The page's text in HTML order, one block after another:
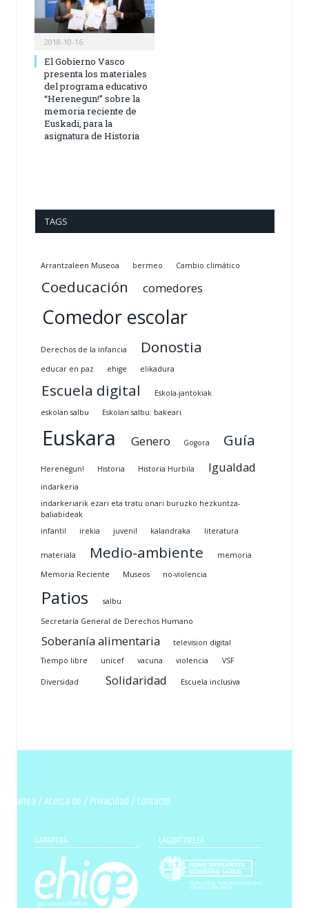
2018-10-16
El Gobierno Vasco
presenta los materiales
del programa educativo
“Herenegun!” sobre la
memoria reciente de
Euskadi, para la
asignatura de Historia
TAGS
Arrantzaleen Museoa bermeo Cambio climático
Coeducación comedores
Comedor escolar
Derechos de la infancia Donostia
educar en paz ehige elikadura
Escuela digital
Eskola-jantokiak
eskolan salbu
Eskolan salbu: bakeari
Euskara Genero Gogora Guía
Herenegun! Historia Historia Hurbila Igualdad
indarkeria
indarkeriarik ezari eta tratu onari buruzko hezkuntza-
baliabideak
infantil
irekia juvenil kalandraka literatura
materiala Medio-ambiente
memoria
Memoria Reciente
Museos no-violencia
Patios salbu
Secretaría General de Derechos Humano
Soberanía alimentaria
television digital
Tiempo libre
unicef vacuna violencia VSF
Diversidad Solidaridad Escuela inclusiva
elkartea /Acerca de/Privacidad/Contacto
GARAPENA LAGUNTZAILEA